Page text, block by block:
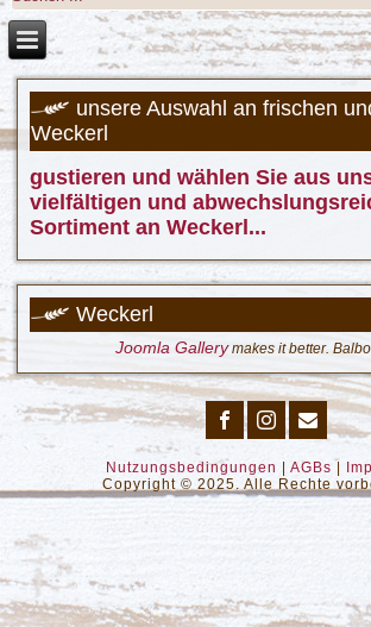
unsere Auswahl an frischen
Weckerl
gustieren und wählen Sie aus
vielfältigen und
Sortiment an Weckerl...
Weckerl
Joomla Gallerymakes it better.
Nutzungsbedingungen AGBs
Copyright © 2025. Alle Rechte